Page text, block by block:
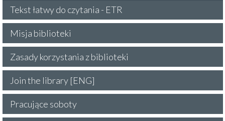
Tekst łatwy do czytania - ETR
Misja biblioteki
Zasady korzystania z biblioteki
Join the library [ENG]
Pracujące soboty